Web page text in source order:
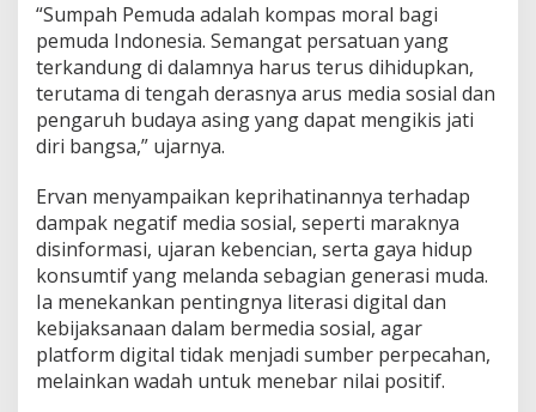
g
a
i
K
o
m
p
s
M
o
r
a
l
d
i
E
r
“Sumpah Pemuda adalah kompas moral bagi
pemuda Indonesia. Semangat persatuan yang
terkandung di dalamnya harus terus dihidupkan,
terutama di tengah derasnya arus media sosial dan
pengaruh budaya asing yang dapat mengikis jati
diri bangsa,” ujarnya.
Ervan menyampaikan keprihatinannya terhadap
dampak negatif media sosial, seperti maraknya
disinformasi, ujaran kebencian, serta gaya hidup
konsumtif yang melanda sebagian generasi muda.
Ia menekankan pentingnya literasi digital dan
kebijaksanaan dalam bermedia sosial, agar
platform digital tidak menjadi sumber perpecahan,
melainkan wadah untuk menebar nilai positif.